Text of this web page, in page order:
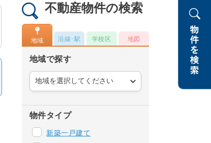
不動産物件の検索
地域 沿線･駅 学校区 地図
地域で探す
物件タイプ
新築一戸建て